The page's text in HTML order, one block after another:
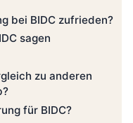
bei BIDC zufrieden?
sagen
zu anderen
für BIDC?